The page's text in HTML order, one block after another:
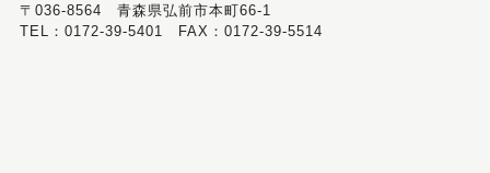
〒036-8564 青森県弘前市本町66-1
TEL：0172-39-5401 FAX：0172-39-5514